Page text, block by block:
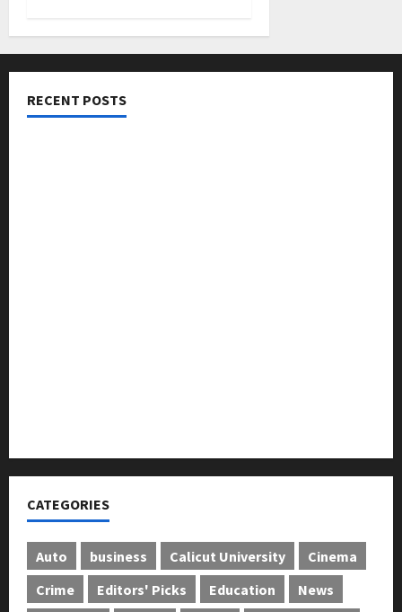
RECENT POSTS
CATEGORIES
Auto business Calicut University
Cinema
Crime
Editors' Picks Education
News